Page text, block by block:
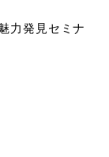
力発見セミナ